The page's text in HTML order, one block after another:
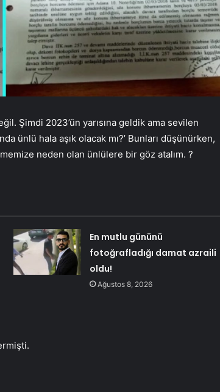
Şimdi 2023’ün yarısına geldik ama sevilen
ünlü hala aşık olacak mı?’ Bunları düşünürken,
neden olan ünlülere bir göz atalım. ?
En mutlu gününü
fotoğrafladığı damat azraili
oldu!
Ağustos 8, 2026